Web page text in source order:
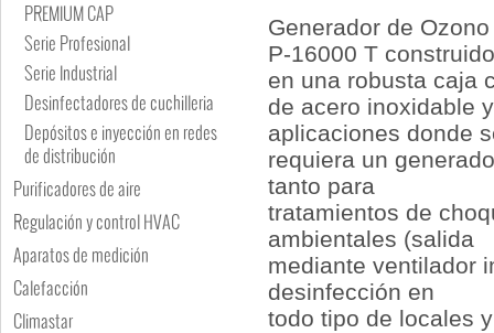
PREMIUM CAP
Serie Profesional
Serie Industrial
Desinfectadores de cuchilleria
Depósitos e inyección en redes
de distribución
Purificadores de aire
Regulación y control HVAC
Aparatos de medición
Calefacción
Climastar
Generador de
P-16000 T
en una robusta caja
de acero inoxidable
aplicaciones donde
requiera un
tanto para
tratamientos de
ambientales (salida
mediante ventilador
desinfección en
todo tipo de locales